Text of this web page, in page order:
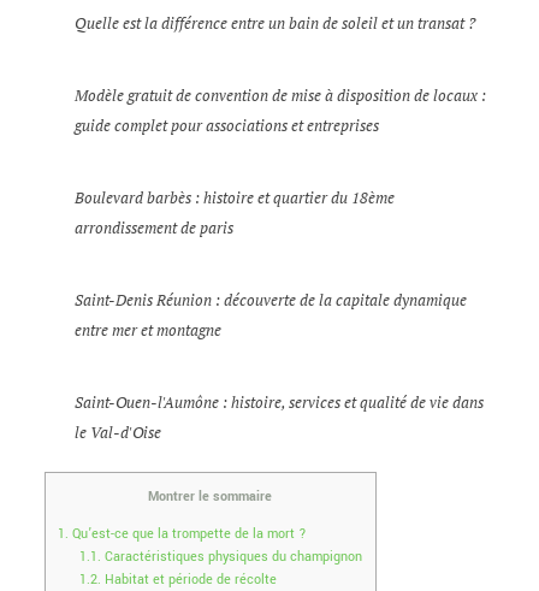
Quelle est la différence entre un bain de soleil et un transat ?
Modèle gratuit de convention de mise à disposition de locaux :
guide complet pour associations et entreprises
Boulevard barbès : histoire et quartier du 18ème
arrondissement de paris
Saint-Denis Réunion : découverte de la capitale dynamique
entre mer et montagne
Saint-Ouen-l'Aumône : histoire, services et qualité de vie dans
le Val-d'Oise
Montrer le sommaire
1. Qu’est-ce que la trompette de la mort ?
1.1. Caractéristiques physiques du champignon
1.2. Habitat et période de récolte